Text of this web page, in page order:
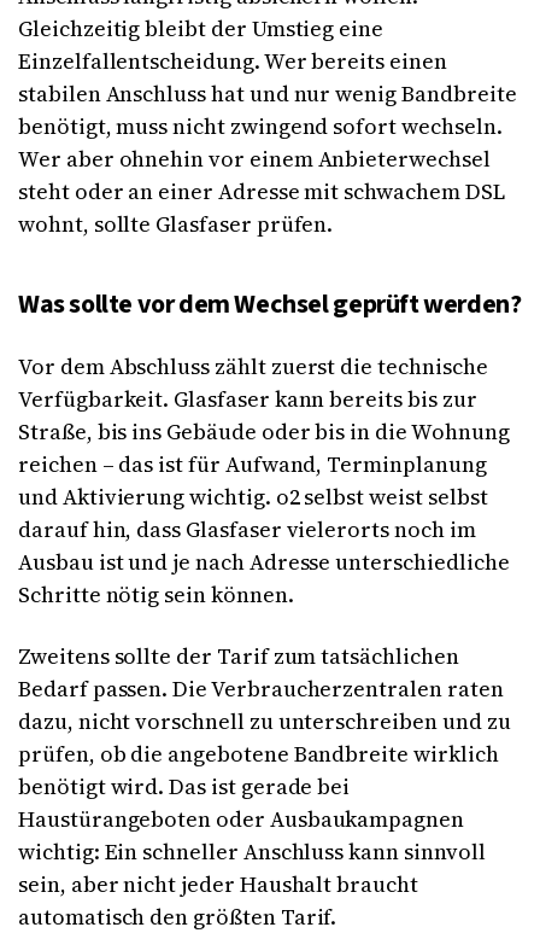
Gleichzeitig bleibt der Umstieg eine
Einzelfallentscheidung. Wer bereits einen
stabilen Anschluss hat und nur wenig Bandbreite
benötigt, muss nicht zwingend sofort wechseln.
Wer aber ohnehin vor einem Anbieterwechsel
steht oder an einer Adresse mit schwachem DSL
wohnt, sollte Glasfaser prüfen.
Was sollte vor dem Wechsel geprüft werden?
Vor dem Abschluss zählt zuerst die technische
Verfügbarkeit. Glasfaser kann bereits bis zur
Straße, bis ins Gebäude oder bis in die Wohnung
reichen – das ist für Aufwand, Terminplanung
und Aktivierung wichtig. o2 selbst weist selbst
darauf hin, dass Glasfaser vielerorts noch im
Ausbau ist und je nach Adresse unterschiedliche
Schritte nötig sein können.
Zweitens sollte der Tarif zum tatsächlichen
Bedarf passen. Die Verbraucherzentralen raten
dazu, nicht vorschnell zu unterschreiben und zu
prüfen, ob die angebotene Bandbreite wirklich
benötigt wird. Das ist gerade bei
Haustürangeboten oder Ausbaukampagnen
wichtig: Ein schneller Anschluss kann sinnvoll
sein, aber nicht jeder Haushalt braucht
automatisch den größten Tarif.